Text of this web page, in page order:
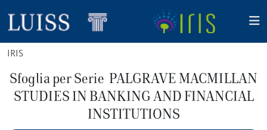
IRIS
Sfoglia per Serie PALGRAVE MACMILLAN
STUDIES IN BANKING AND FINANCIAL
INSTITUTIONS